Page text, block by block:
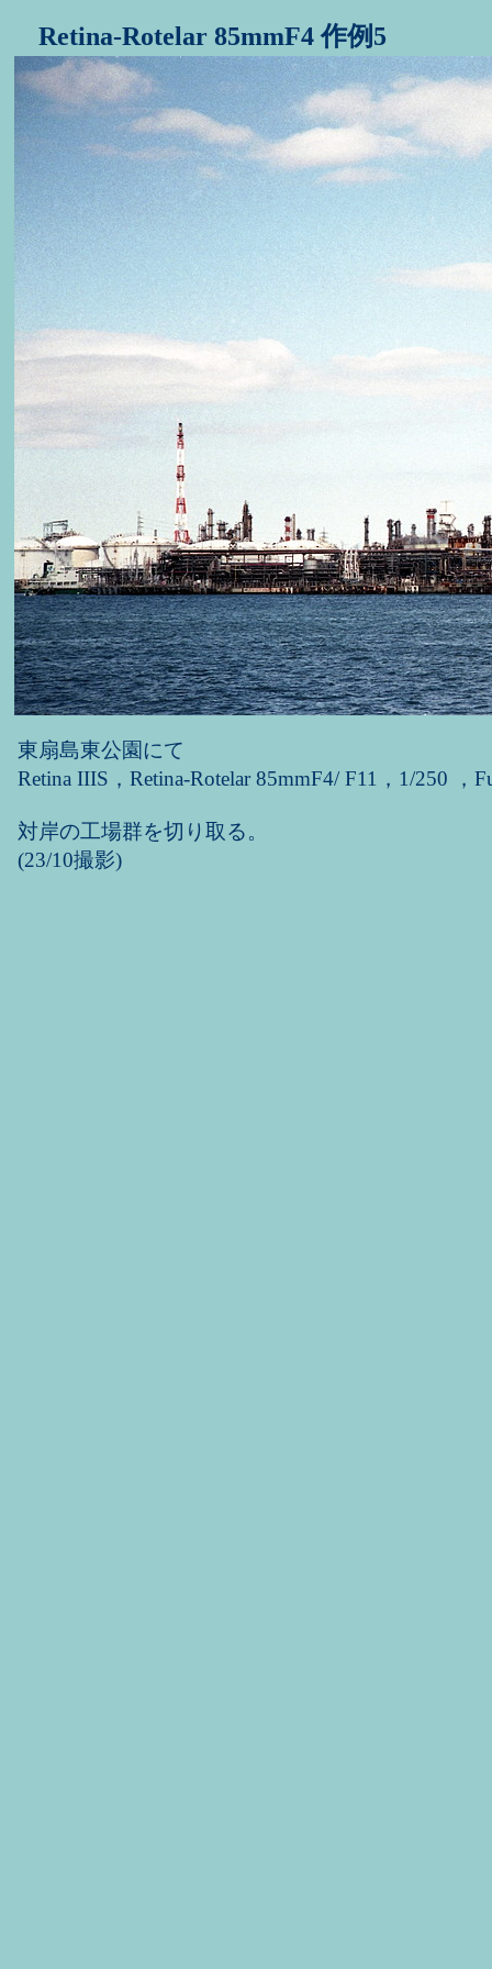
Retina-Rotelar 85mmF4 作例5
東扇島東公園にて
Retina IIIS，Retina-Rotelar 85mmF4/ F11，1/250 ，
対岸の工場群を切り取る。
(23/10撮影)